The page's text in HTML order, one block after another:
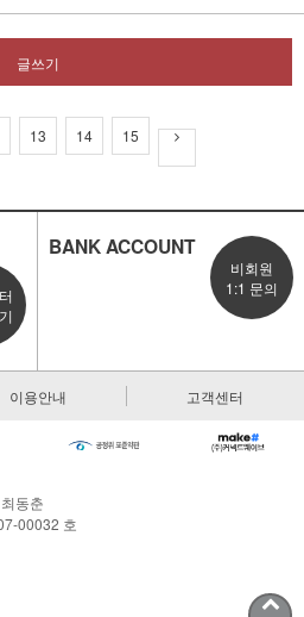
글쓰기
13 14 15
BANK ACCOUNT
비회원
1:1 문의
이용안내 고객센터
동춘
00032 호